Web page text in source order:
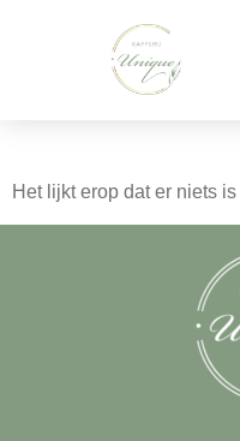
Het lijkt erop dat er niets